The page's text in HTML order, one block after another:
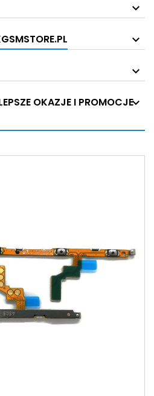
OKAZJE I PROMOCJE